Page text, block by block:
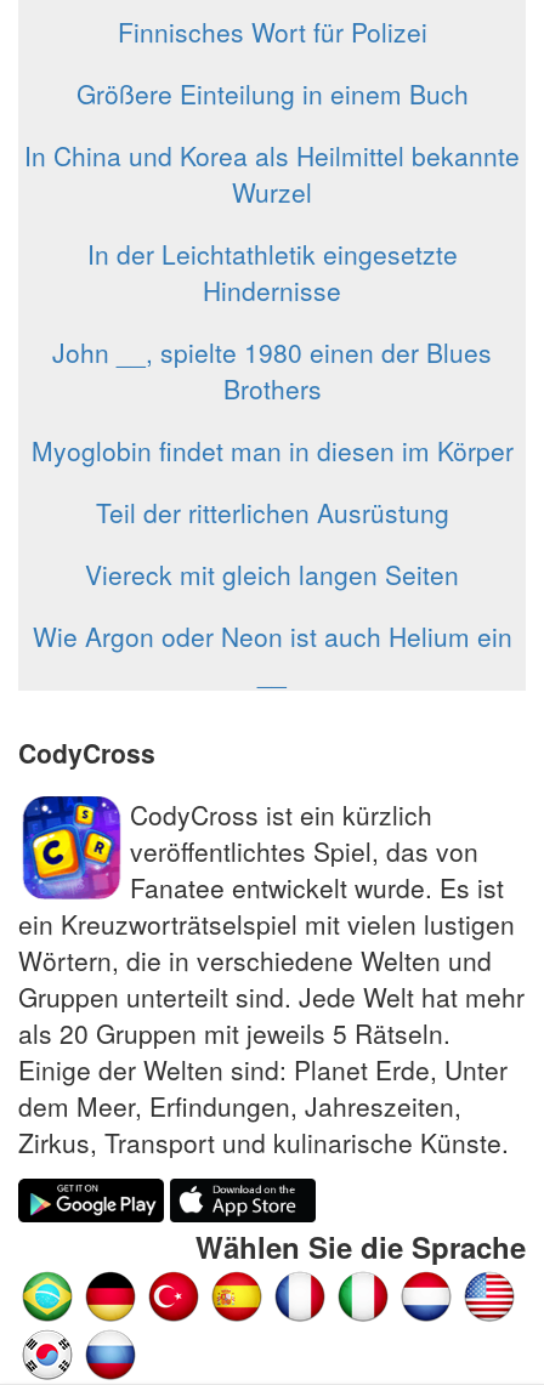
Finnisches Wort für Polizei
Größere Einteilung in einem Buch
In China und Korea als Heilmittel bekannte
Wurzel
In der Leichtathletik eingesetzte
Hindernisse
John __, spielte 1980 einen der Blues
Brothers
Myoglobin findet man in diesen im Körper
Teil der ritterlichen Ausrüstung
Viereck mit gleich langen Seiten
Wie Argon oder Neon ist auch Helium ein
CodyCross
CodyCross ist ein kürzlich
veröffentlichtes Spiel, das von
Fanatee entwickelt wurde. Es ist
ein Kreuzworträtselspiel mit vielen lustigen
Wörtern, die in verschiedene Welten und
Gruppen unterteilt sind. Jede Welt hat mehr
als 20 Gruppen mit jeweils 5 Rätseln.
Einige der Welten sind: Planet Erde, Unter
dem Meer, Erfindungen, Jahreszeiten,
Zirkus, Transport und kulinarische Künste.
Wählen Sie die Sprache